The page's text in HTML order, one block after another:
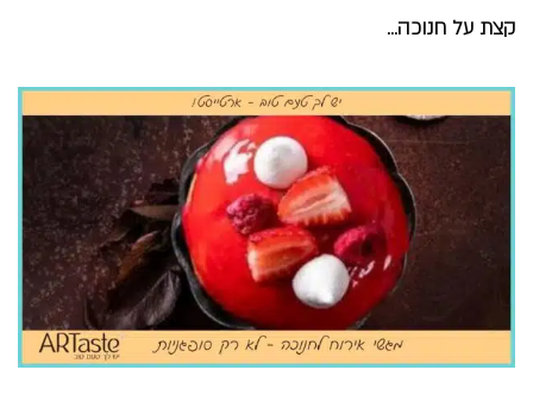
קצת על חנוכה…